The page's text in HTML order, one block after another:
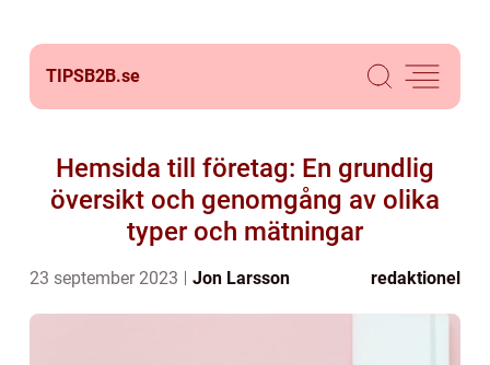
TIPSB2B.se
Hemsida till företag: En grundlig
översikt och genomgång av olika
typer och mätningar
23 september 2023 Jon Larsson redaktionel